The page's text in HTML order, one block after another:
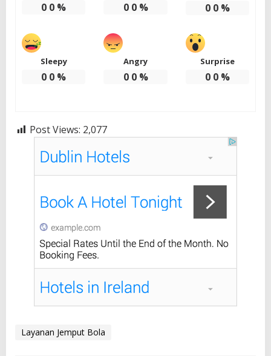
0 0 % 0 0% 0 0%
Sleepy
0 0 %
Angry
0 0%
Surprise
0 0%
Post Views: 2,077
Layanan Jemput Bola